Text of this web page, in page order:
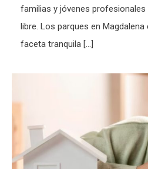
familias y jóvenes profesionales
libre. Los parques en
faceta tranquila […]